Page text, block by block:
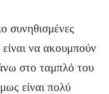
συνηθισμένες
να ακουμπούν
στο ταμπλό του
είναι πολύ